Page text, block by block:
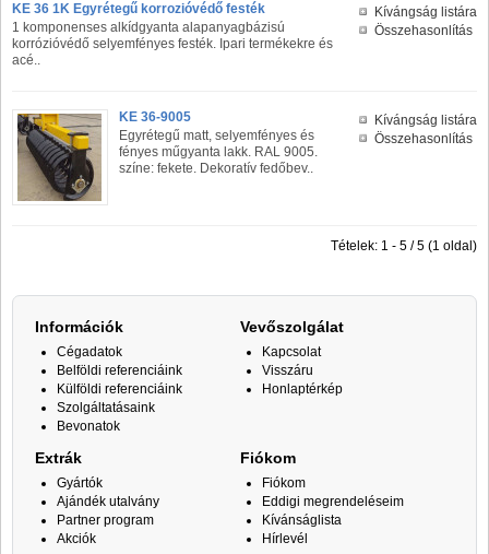
Kívángság listára
Összehasonlítás
KE 36 1K Egyrétegű korrozióvédő festék
1 komponenses alkídgyanta alapanyagbázisú
korrózióvédő selyemfényes festék. Ipari termékekre és
acé..
Kívángság listára
Összehasonlítás
KE 36-9005
Egyrétegű matt, selyemfényes és
fényes műgyanta lakk. RAL 9005.
színe: fekete. Dekoratív fedőbev..
Tételek: 1 - 5 / 5 (1 oldal)
Információk
Cégadatok
Belföldi referenciáink
Külföldi referenciáink
Szolgáltatásaink
Bevonatok
Vevőszolgálat
Kapcsolat
Visszáru
Honlaptérkép
Extrák
Gyártók
Ajándék utalvány
Partner program
Akciók
Fiókom
Fiókom
Eddigi megrendeléseim
Kívánságlista
Hírlevél